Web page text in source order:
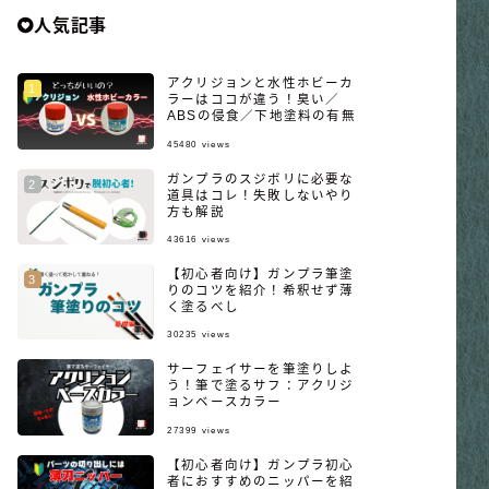
人気記事
アクリジョンと水性ホビーカ
ラーはココが違う！臭い／
ABSの侵食／下地塗料の有無
45480 views
ガンプラのスジボリに必要な
道具はコレ！失敗しないやり
方も解説
43616 views
【初心者向け】ガンプラ筆塗
りのコツを紹介！希釈せず薄
く塗るべし
30235 views
サーフェイサーを筆塗りしよ
う！筆で塗るサフ：アクリジ
ョンベースカラー
27399 views
【初心者向け】ガンプラ初心
者におすすめのニッパーを紹